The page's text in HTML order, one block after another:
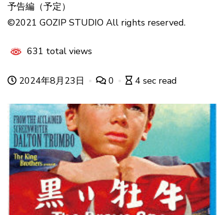
予告編（予定）
©2021 GOZIP STUDIO All rights reserved.
631 total views
2024年8月23日 0 4 sec read